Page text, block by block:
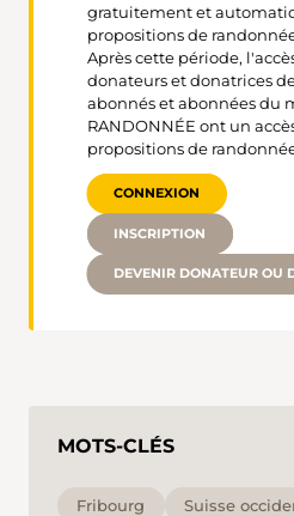
gratuitement et
propositions de
Après cette période,
donateurs et donatrices
abonnés et abonnées du
RANDONNÉE ont un
propositions de
CONNEXION
INSCRIPTION
DEVENIR DONATEUR OU
MOTS-CLÉS
Fribourg
Suisse